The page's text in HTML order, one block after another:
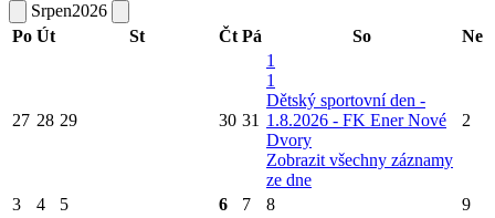
Srpen2026
Po Út St Čt Pá So Ne
27 28 29 30 31
1
1
Dětský sportovní den -
1.8.2026 - FK Ener Nové
Dvory
Zobrazit všechny záznamy
ze dne
2
3 4 5 6 7 8 9